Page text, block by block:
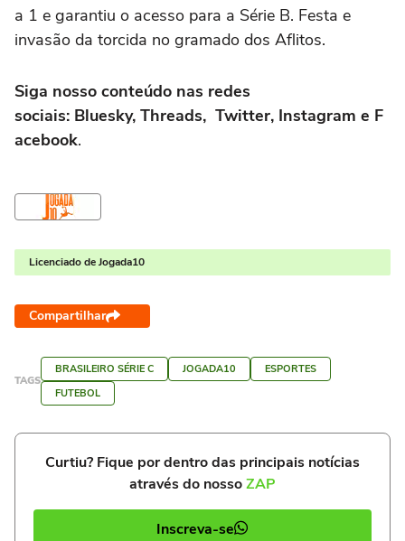
a 1 e garantiu o acesso para a Série B. Festa e
invasão da torcida no gramado dos Aflitos.
Siga nosso conteúdo nas redes
sociais: Bluesky, Threads, Twitter, Instagram e F
acebook.
Licenciado de Jogada10
Compartilhar
TAGS
BRASILEIRO SÉRIE C JOGADA10
ESPORTES
FUTEBOL
Curtiu? Fique por dentro das principais notícias
através do nossoZAP
Inscreva-se